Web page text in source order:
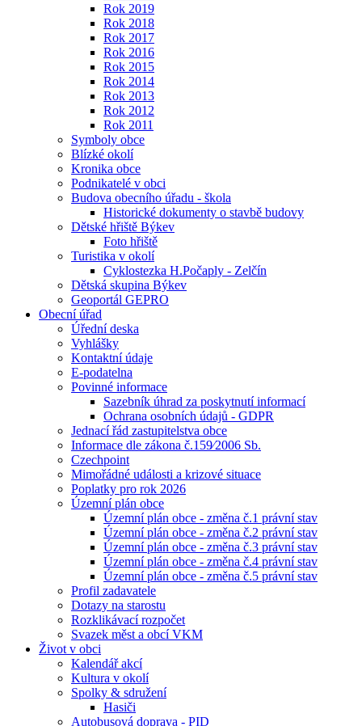
Rok 2019
Rok 2018
Rok 2017
Rok 2016
Rok 2015
Rok 2014
Rok 2013
Rok 2012
Rok 2011
Symboly obce
Blízké okolí
Kronika obce
Podnikatelé v obci
Budova obecního úřadu - škola
Historické dokumenty o stavbě budovy
Dětské hřiště Býkev
Foto hřiště
Turistika v okolí
Cyklostezka H.Počaply - Zelčín
Dětská skupina Býkev
Geoportál GEPRO
Obecní úřad
Úřední deska
Vyhlášky
Kontaktní údaje
E-podatelna
Povinné informace
Sazebník úhrad za poskytnutí informací
Ochrana osobních údajů - GDPR
Jednací řád zastupitelstva obce
Informace dle zákona č.159⁄2006 Sb.
Czechpoint
Mimořádné události a krizové situace
Poplatky pro rok 2026
Územní plán obce
Územní plán obce - změna č.1 právní stav
Územní plán obce - změna č.2 právní stav
Územní plán obce - změna č.3 právní stav
Územní plán obce - změna č.4 právní stav
Územní plán obce - změna č.5 právní stav
Profil zadavatele
Dotazy na starostu
Rozklikávací rozpočet
Svazek měst a obcí VKM
Život v obci
Kalendář akcí
Kultura v okolí
Spolky & sdružení
Hasiči
Autobusová doprava - PID